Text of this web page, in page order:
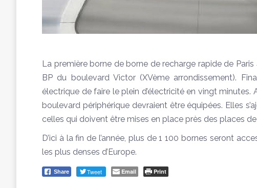
La première borne de borne de recharge rapide de
BP du boulevard Victor (XVème arrondissement).
électrique de faire le plein d’électricité en vingt
boulevard périphérique devraient être équipées. Elles
celles qui doivent être mises en place près des places
D’ici à la fin de l’année, plus de 1 100 bornes seront
les plus denses d’Europe.
Share Tweet Email Print